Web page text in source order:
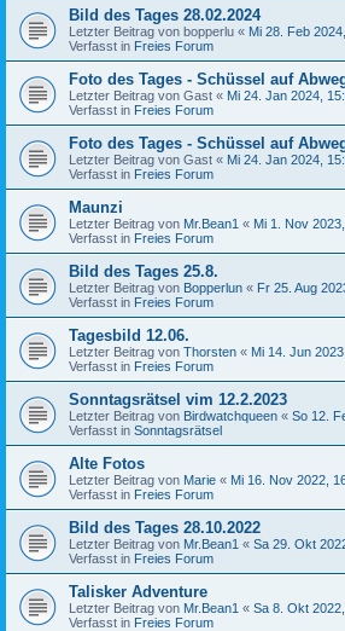
Bild des Tages 28.02.2024
Letzter Beitrag von bopperlu « Mi 28. Feb
Verfasst in Freies Forum
Foto des Tages - Schüssel auf
Letzter Beitrag von Gast « Mi 24. Jan 2024,
Verfasst in Freies Forum
Foto des Tages - Schüssel auf
Letzter Beitrag von Gast « Mi 24. Jan 2024,
Verfasst in Freies Forum
Maunzi
Letzter Beitrag von Mr.Bean1 « Mi 1. Nov
Verfasst in Freies Forum
Bild des Tages 25.8.
Letzter Beitrag von Bopperlun « Fr 25. Aug
Verfasst in Freies Forum
Tagesbild 12.06.
Letzter Beitrag von Thorsten « Mi 14. Jun
Verfasst in Freies Forum
Sonntagsrätsel vim 12.2.2023
Letzter Beitrag von Birdwatchqueen « So 12.
Verfasst in Sonntagsrätsel
Alte Fotos
Letzter Beitrag von Marie « Mi 16. Nov 2022,
Verfasst in Freies Forum
Bild des Tages 28.10.2022
Letzter Beitrag von Mr.Bean1 « Sa 29. Okt
Verfasst in Freies Forum
Talisker Adventure
Letzter Beitrag von Mr.Bean1 « Sa 8. Okt
Verfasst in Freies Forum